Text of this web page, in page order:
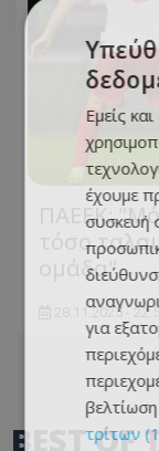
ΠΑΕΕΚ:
τόσο
ομάδα"
28.11.2025 -
BEST OF
Εμείς
έχουμε
συσκευή
για
τρίτων